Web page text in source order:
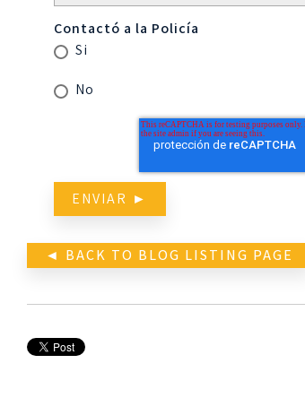
Contactó a la Policía
Si
No
◄ BACK TO BLOG LISTING PAGE